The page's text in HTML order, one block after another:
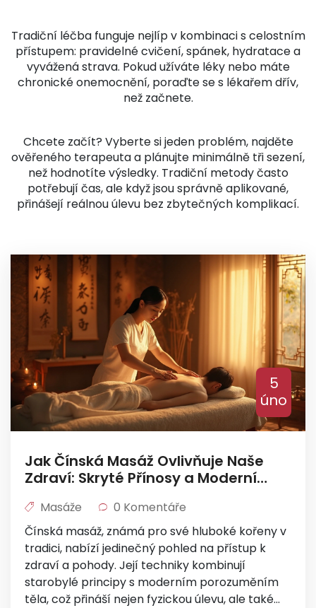
Tradiční léčba funguje nejlíp v kombinaci s celostním
přístupem: pravidelné cvičení, spánek, hydratace a
vyvážená strava. Pokud užíváte léky nebo máte
chronické onemocnění, poraďte se s lékařem dřív,
než začnete.
Chcete začít? Vyberte si jeden problém, najděte
ověřeného terapeuta a plánujte minimálně tři sezení,
než hodnotíte výsledky. Tradiční metody často
potřebují čas, ale když jsou správně aplikované,
přinášejí reálnou úlevu bez zbytečných komplikací.
5
úno
Jak Čínská Masáž Ovlivňuje Naše
Zdraví: Skryté Přínosy a Moderní
Masáže
0 Komentáře
Čínská masáž, známá pro své hluboké kořeny v
tradici, nabízí jedinečný pohled na přístup k
zdraví a pohody. Její techniky kombinují
starobylé principy s moderním porozuměním
těla, což přináší nejen fyzickou úlevu, ale také